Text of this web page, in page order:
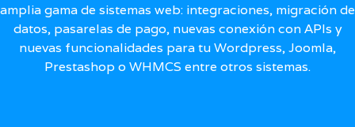
amplia gama de sistemas web: integraciones, migración de
datos, pasarelas de pago, nuevas conexión con APIs y
nuevas funcionalidades para tu Wordpress, Joomla,
Prestashop o WHMCS entre otros sistemas.